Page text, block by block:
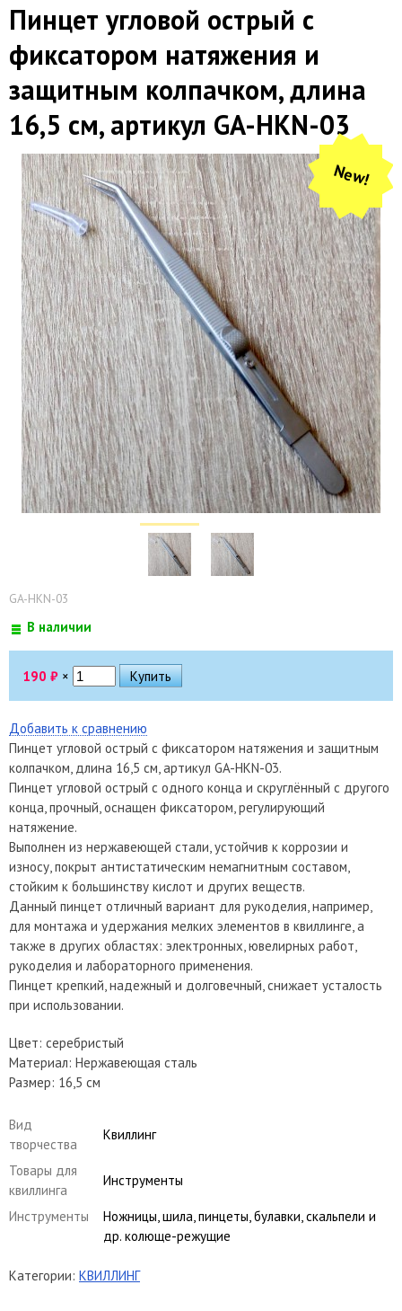
Пинцет угловой острый с
фиксатором натяжения и
защитным колпачком, длина
16,5 см, артикул GA-HKN-03
New!
GA-HKN-03
В наличии
190 ₽ ×
Добавить к сравнению
Пинцет угловой острый с фиксатором натяжения и защитным
колпачком, длина 16,5 см, артикул GA-HKN-03.
Пинцет угловой острый с одного конца и скруглённый с другого
конца, прочный, оснащен фиксатором, регулирующий
натяжение.
Выполнен из нержавеющей стали, устойчив к коррозии и
износу, покрыт антистатическим немагнитным составом,
стойким к большинству кислот и других веществ.
Данный пинцет отличный вариант для рукоделия, например,
для монтажа и удержания мелких элементов в квиллинге, а
также в других областях: электронных, ювелирных работ,
рукоделия и лабораторного применения.
Пинцет крепкий, надежный и долговечный, снижает усталость
при использовании.
Цвет: серебристый
Материал: Нержавеющая сталь
Размер: 16,5 см
Вид
творчества
Квиллинг
Товары для
квиллинга
Инструменты
Инструменты
Ножницы, шила, пинцеты, булавки, скальпели и
др. колюще-режущие
Категории: КВИЛЛИНГ